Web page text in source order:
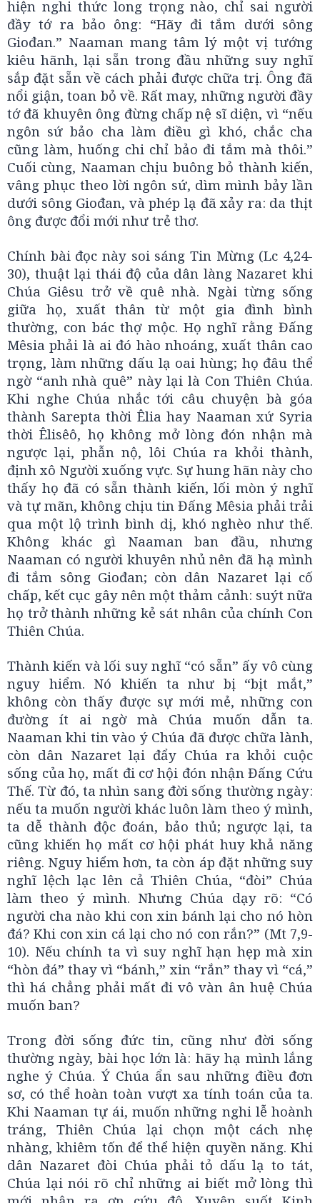
hiện nghi thức long trọng nào, chỉ sai người
đầy tớ ra bảo ông: “Hãy đi tắm dưới sông
Giođan.” Naaman mang tâm lý một vị tướng
kiêu hãnh, lại sẵn trong đầu những suy nghĩ
sắp đặt sẵn về cách phải được chữa trị. Ông đã
nổi giận, toan bỏ về. Rất may, những người đầy
tớ đã khuyên ông đừng chấp nệ sĩ diện, vì “nếu
ngôn sứ bảo cha làm điều gì khó, chắc cha
cũng làm, huống chi chỉ bảo đi tắm mà thôi.”
Cuối cùng, Naaman chịu buông bỏ thành kiến,
vâng phục theo lời ngôn sứ, dìm mình bảy lần
dưới sông Giođan, và phép lạ đã xảy ra: da thịt
ông được đổi mới như trẻ thơ.
Chính bài đọc này soi sáng Tin Mừng (Lc 4,24-
30), thuật lại thái độ của dân làng Nazaret khi
Chúa Giêsu trở về quê nhà. Ngài từng sống
giữa họ, xuất thân từ một gia đình bình
thường, con bác thợ mộc. Họ nghĩ rằng Đấng
Mêsia phải là ai đó hào nhoáng, xuất thân cao
trọng, làm những dấu lạ oai hùng; họ đâu thể
ngờ “anh nhà quê” này lại là Con Thiên Chúa.
Khi nghe Chúa nhắc tới câu chuyện bà góa
thành Sarepta thời Êlia hay Naaman xứ Syria
thời Êlisêô, họ không mở lòng đón nhận mà
ngược lại, phẫn nộ, lôi Chúa ra khỏi thành,
định xô Người xuống vực. Sự hung hãn này cho
thấy họ đã có sẵn thành kiến, lối mòn ý nghĩ
và tự mãn, không chịu tin Đấng Mêsia phải trải
qua một lộ trình bình dị, khó nghèo như thế.
Không khác gì Naaman ban đầu, nhưng
Naaman có người khuyên nhủ nên đã hạ mình
đi tắm sông Giođan; còn dân Nazaret lại cố
chấp, kết cục gây nên một thảm cảnh: suýt nữa
họ trở thành những kẻ sát nhân của chính Con
Thiên Chúa.
Thành kiến và lối suy nghĩ “có sẵn” ấy vô cùng
nguy hiểm. Nó khiến ta như bị “bịt mắt,”
không còn thấy được sự mới mẻ, những con
đường ít ai ngờ mà Chúa muốn dẫn ta.
Naaman khi tin vào ý Chúa đã được chữa lành,
còn dân Nazaret lại đẩy Chúa ra khỏi cuộc
sống của họ, mất đi cơ hội đón nhận Đấng Cứu
Thế. Từ đó, ta nhìn sang đời sống thường ngày:
nếu ta muốn người khác luôn làm theo ý mình,
ta dễ thành độc đoán, bảo thủ; ngược lại, ta
cũng khiến họ mất cơ hội phát huy khả năng
riêng. Nguy hiểm hơn, ta còn áp đặt những suy
nghĩ lệch lạc lên cả Thiên Chúa, “đòi” Chúa
làm theo ý mình. Nhưng Chúa dạy rõ: “Có
người cha nào khi con xin bánh lại cho nó hòn
đá? Khi con xin cá lại cho nó con rắn?” (Mt 7,9-
10). Nếu chính ta vì suy nghĩ hạn hẹp mà xin
“hòn đá” thay vì “bánh,” xin “rắn” thay vì “cá,”
thì há chẳng phải mất đi vô vàn ân huệ Chúa
muốn ban?
Trong đời sống đức tin, cũng như đời sống
thường ngày, bài học lớn là: hãy hạ mình lắng
nghe ý Chúa. Ý Chúa ẩn sau những điều đơn
sơ, có thể hoàn toàn vượt xa tính toán của ta.
Khi Naaman tự ái, muốn những nghi lễ hoành
tráng, Thiên Chúa lại chọn một cách nhẹ
nhàng, khiêm tốn để thể hiện quyền năng. Khi
dân Nazaret đòi Chúa phải tỏ dấu lạ to tát,
Chúa lại nói rõ chỉ những ai biết mở lòng thì